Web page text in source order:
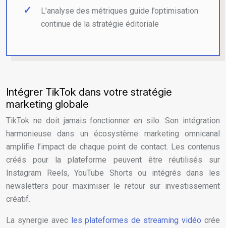
L’analyse des métriques guide l’optimisation
continue de la stratégie éditoriale
Intégrer TikTok dans votre stratégie
marketing globale
TikTok ne doit jamais fonctionner en silo. Son intégration
harmonieuse dans un écosystème marketing omnicanal
amplifie l’impact de chaque point de contact. Les contenus
créés pour la plateforme peuvent être réutilisés sur
Instagram Reels, YouTube Shorts ou intégrés dans les
newsletters pour maximiser le retour sur investissement
créatif.
La synergie avec les plateformes de streaming vidéo crée